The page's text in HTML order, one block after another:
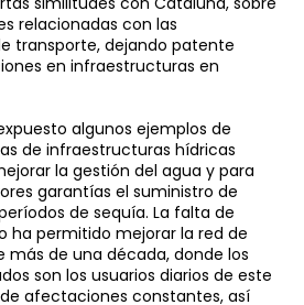
relacionadas con las
transporte, dejando patente
en infraestructuras en
algunos ejemplos de
de infraestructuras hídricas
la gestión del agua y para
garantías el suministro de
de sequía. La falta de
ha permitido mejorar la red de
más de una década, donde los
son los usuarios diarios de este
afectaciones constantes, así